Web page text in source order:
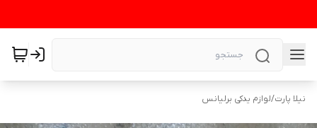
نیلا پارت/لوازم یدکی برلیانس